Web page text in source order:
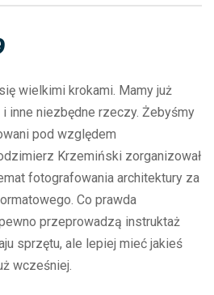
wielkimi krokami. Mamy już
inne niezbędne rzeczy. Żebyśmy
pod względem
Krzemiński zorganizował
fotografowania architektury za
Co prawda
przeprowadzą instruktaż
sprzętu, ale lepiej mieć jakieś
wcześniej.